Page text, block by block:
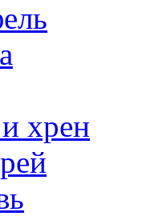
хрен